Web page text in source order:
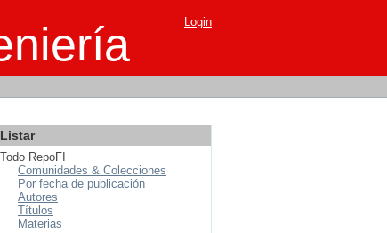
Login
Listar
Todo RepoFI
Comunidades & Colecciones
Por fecha de publicación
Autores
Títulos
Materias